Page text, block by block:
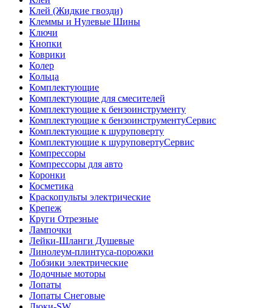
Клей (Жидкие гвозди)
Клеммы и Нулевые Шины
Ключи
Кнопки
Коврики
Колер
Кольца
Комплектующие
Комплектующие для смесителей
Комплектующие к бензоинструменту
Комплектующие к бензоинструментуСервис
Комплектующие к шуруповерту
Комплектующие к шуруповертуСервис
Компрессоры
Компрессоры для авто
Коронки
Косметика
Краскопульты электрические
Крепеж
Круги Отрезные
Лампочки
Лейки-Шланги Душевые
Линолеум-плинтуса-порожки
Лобзики электрические
Лодочные моторы
Лопаты
Лопаты Снеговые